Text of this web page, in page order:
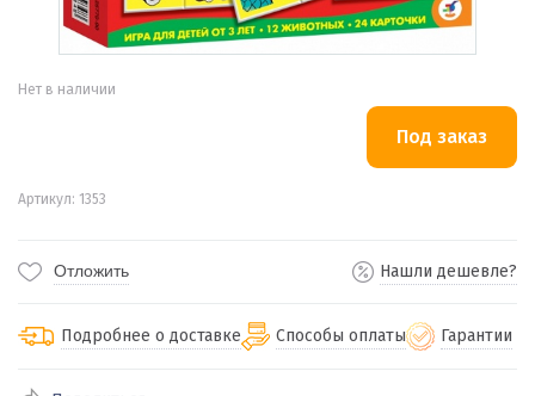
Нет в наличии
Артикул: 1353
Отложить Нашли дешевле?
Подробнее о доставке Способы оплаты Гарантии